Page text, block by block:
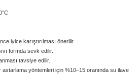
iyice karıştırılması önerilir.
formda sevk edilir.
tavsiye edilir.
astarlama yöntemleri için %10–15 oranında su ilave